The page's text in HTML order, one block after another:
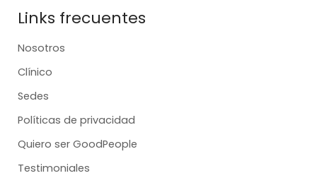
Links frecuentes
Nosotros
Clínico
Sedes
Políticas de privacidad
Quiero ser GoodPeople
Testimoniales